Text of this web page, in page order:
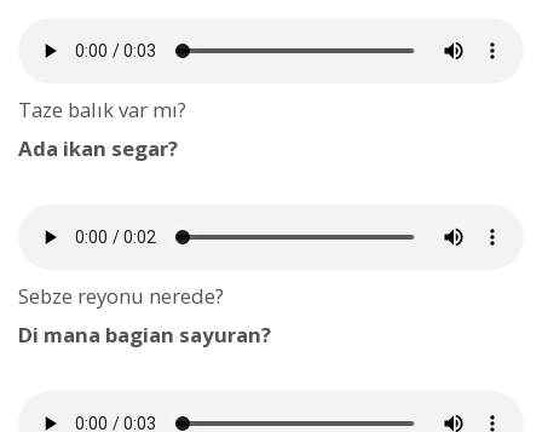
Taze balık var mı?
Ada ikan segar?
Sebze reyonu nerede?
Di mana bagian sayuran?